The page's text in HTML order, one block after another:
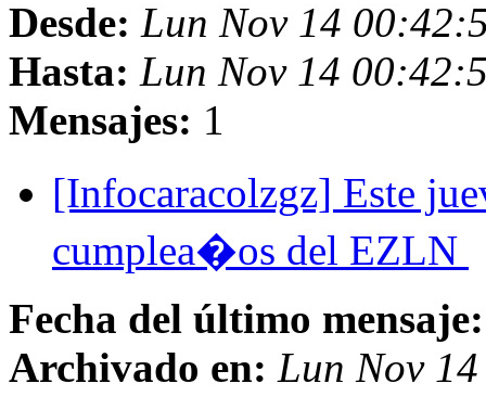
Desde: Lun Nov 14
Hasta: Lun Nov 14
Mensajes: 1
[Infocaracolzgz] Este
cumplea�os del EZLN
Fecha del último mensaje:
Archivado en: Lun Nov